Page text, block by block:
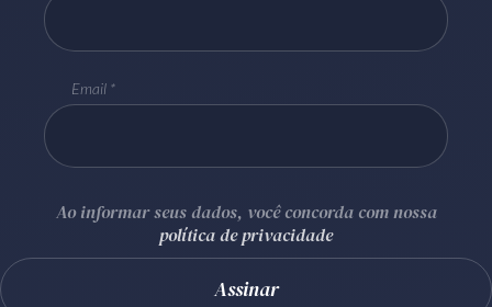
Email
Ao informar seus dados, você concorda com nossa
política de privacidade